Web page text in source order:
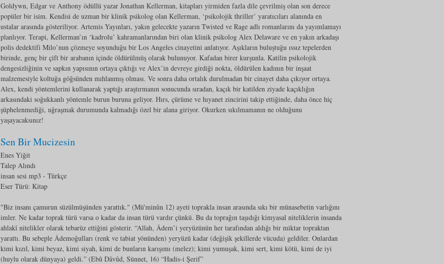
Goldywn, Edgar ve Anthony ödüllü yazar Jonathan Kellerman, kitapları yirmiden fazla dile çevrilmiş olan son derece
popüler bir isim. Kendisi de uzman bir klinik psikolog olan Kellerman, ‘psikolojik thriller’ yaratıcıları alanında en
ustalar arasında gösteriliyor. Artemis Yayınları, yakın gelecekte yazarın Twisted ve Rage adlı romanlarını da yayımlamayı
planlıyor. Terapi, Kellerman’ın ‘kadrolu’ kahramanlarından biri olan klinik psikolog Alex Delaware ve en yakın arkadaşı
polis dedektifi Milo’nun çözmeye soyunduğu bir Los Angeles cinayetini anlatıyor. Aşıkların buluştuğu ıssız tepelerden
birinde, genç bir çift bir arabanın içinde öldürülmüş olarak bulunuyor. Kafadan birer kurşunla. Katilin psikolojik
dengesizliğinin ve sapkın yapısının ortaya çıktığı ve Alex’in devreye girdiği nokta, öldürülen kadının bir inşaat
malzemesiyle koltuğa göğsünden mıhlanmış olması. Ve sonra daha ortalık durulmadan bir cinayet daha çıkıyor ortaya.
Alex, kendi yöntemlerini kullanarak yaptığı araştırmanın sonucunda sıradan, kaçık bir katilden ziyade kaçıklığın
arkasındaki soğukkanlı yöntemle burun buruna geliyor. Hırs, çürüme ve hıyanet zincirini takip ettiğinde, daha önce hiç
şüphelenmediği, uğraşmak durumunda kalmadığı özel bir alana giriyor. Okurken sıkılmamanın ne olduğunu
yaşayacaksınız!
Sen Bir Mucizesin
Enes Yiğit
Talep Alındı
insan sesi mp3 - Türkçe
Eser Türü: Kitap
"Biz insanı çamurun süzülmüşünden yarattık." (Mü'minûn 12) ayeti toprakla insan arasında sıkı bir münasebetin varlığını
imler. Ne kadar toprak türü varsa o kadar da insan türü vardır çünkü. Bu da toprağın taşıdığı kimyasal niteliklerin insanda
ahlakî nitelikler olarak tebarüz ettiğini gösterir. “Allah, Âdem’i yeryüzünün her tarafından aldığı bir miktar topraktan
yarattı. Bu sebeple Âdemoğulları (renk ve tabiat yönünden) yeryüzü kadar (değişik şekillerde vücuda) geldiler. Onlardan
kimi kızıl, kimi beyaz, kimi siyah, kimi de bunların karışımı (melez); kimi yumuşak, kimi sert, kimi kötü, kimi de iyi
(huylu olarak dünyaya) geldi.” (Ebû Dâvûd, Sünnet, 16) “Hadis-i Şerif”